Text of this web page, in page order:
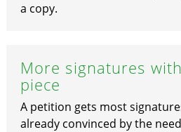
a copy.
More signatures
piece
A petition gets most
already convinced by the